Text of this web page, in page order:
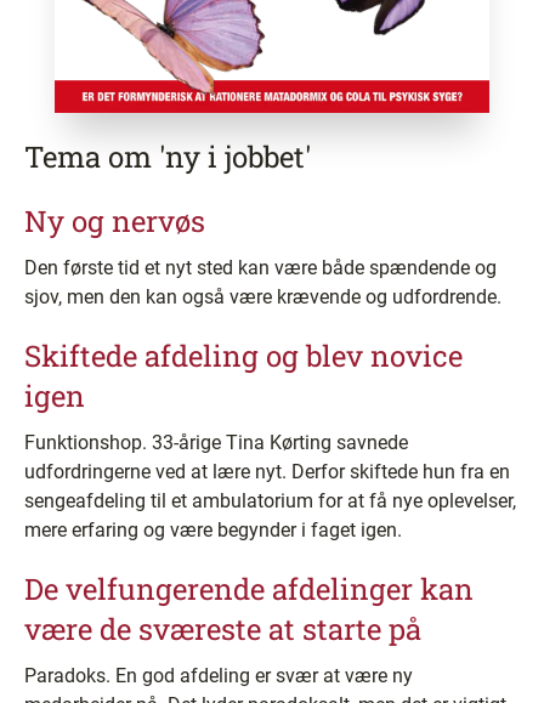
Tema om 'ny i jobbet'
Ny og nervøs
Den første tid et nyt sted kan være både spændende og
sjov, men den kan også være krævende og udfordrende.
Skiftede afdeling og blev novice
igen
Funktionshop. 33-årige Tina Kørting savnede
udfordringerne ved at lære nyt. Derfor skiftede hun fra en
sengeafdeling til et ambulatorium for at få nye oplevelser,
mere erfaring og være begynder i faget igen.
De velfungerende afdelinger kan
være de sværeste at starte på
Paradoks. En god afdeling er svær at være ny